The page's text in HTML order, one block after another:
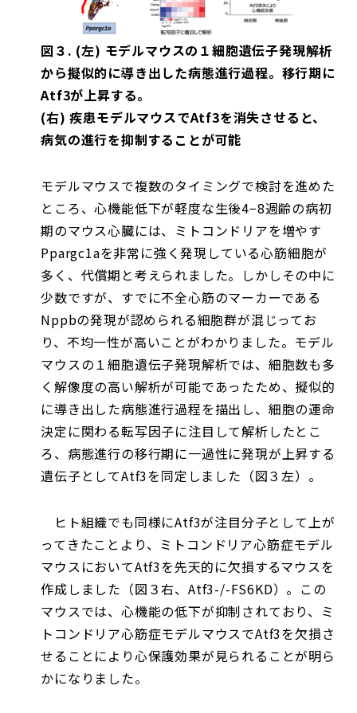
図３. (左) モデルマウスの１細胞遺伝子発現解析
から擬似的に導き出した病態進行過程。移行期に
Atf3が上昇する。
(右) 疾患モデルマウスでAtf3を消失させると、
病気の進行を抑制することが可能
モデルマウスで複数のタイミングで検討を進めた
ところ、心機能低下が軽度な生後4−8週齢の病初
期のマウス心臓には、ミトコンドリアを増やす
Ppargc1aを非常に強く発現している心筋細胞が
多く、代償期と考えられました。しかしその中に
少数ですが、すでに不全心筋のマーカーである
Nppbの発現が認められる細胞群が混じってお
り、不均一性が高いことがわかりました。モデル
マウスの１細胞遺伝子発現解析では、細胞数も多
く解像度の高い解析が可能であったため、擬似的
に導き出した病態進行過程を描出し、細胞の運命
決定に関わる転写因子に注目して解析したとこ
ろ、病態進行の移行期に一過性に発現が上昇する
遺伝子としてAtf3を同定しました（図３左）。
ヒト組織でも同様にAtf3が注目分子として上が
ってきたことより、ミトコンドリア心筋症モデル
マウスにおいてAtf3を先天的に欠損するマウスを
作成しました（図３右、Atf3-/-FS6KD）。この
マウスでは、心機能の低下が抑制されており、ミ
トコンドリア心筋症モデルマウスでAtf3を欠損さ
せることにより心保護効果が見られることが明ら
かになりました。